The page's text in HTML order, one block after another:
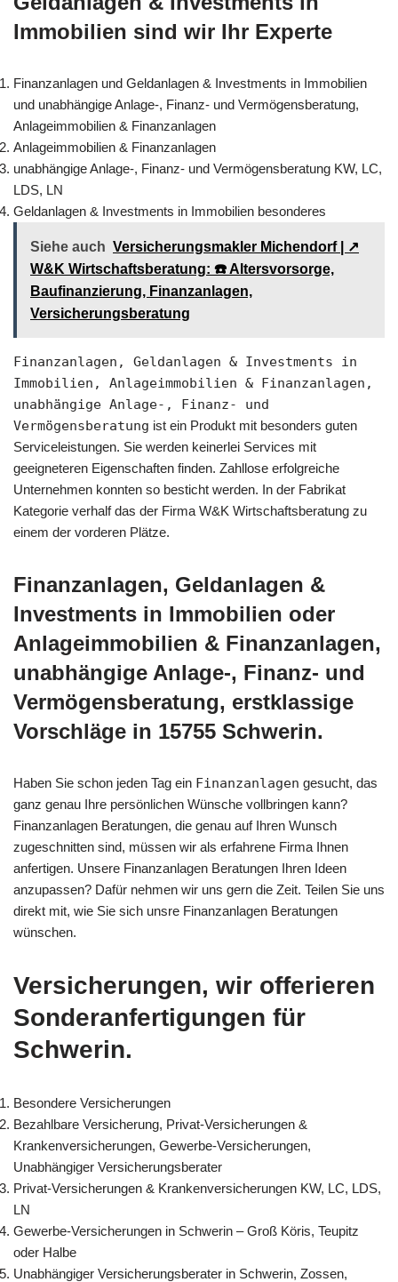
Immobilien sind wir Ihr Experte
Finanzanlagen und Geldanlagen & Investments in Immobilien
und unabhängige Anlage-, Finanz- und Vermögensberatung,
Anlageimmobilien & Finanzanlagen
Anlageimmobilien & Finanzanlagen
unabhängige Anlage-, Finanz- und Vermögensberatung KW, LC,
LDS, LN
Geldanlagen & Investments in Immobilien besonderes
Siehe auch Versicherungsmakler Michendorf | ↗️
W&K Wirtschaftsberatung: ☎️ Altersvorsorge,
Baufinanzierung, Finanzanlagen,
Versicherungsberatung
Finanzanlagen, Geldanlagen & Investments in
Immobilien, Anlageimmobilien & Finanzanlagen,
unabhängige Anlage-, Finanz- und
Vermögensberatung ist ein Produkt mit besonders guten
Serviceleistungen. Sie werden keinerlei Services mit
geeigneteren Eigenschaften finden. Zahllose erfolgreiche
Unternehmen konnten so besticht werden. In der Fabrikat
Kategorie verhalf das der Firma W&K Wirtschaftsberatung zu
einem der vorderen Plätze.
Finanzanlagen, Geldanlagen &
Investments in Immobilien oder
Anlageimmobilien & Finanzanlagen,
unabhängige Anlage-, Finanz- und
Vermögensberatung, erstklassige
Vorschläge in 15755 Schwerin.
Haben Sie schon jeden Tag ein Finanzanlagen gesucht, das
ganz genau Ihre persönlichen Wünsche vollbringen kann?
Finanzanlagen Beratungen, die genau auf Ihren Wunsch
zugeschnitten sind, müssen wir als erfahrene Firma Ihnen
anfertigen. Unsere Finanzanlagen Beratungen Ihren Ideen
anzupassen? Dafür nehmen wir uns gern die Zeit. Teilen Sie uns
direkt mit, wie Sie sich unsre Finanzanlagen Beratungen
wünschen.
Versicherungen, wir offerieren
Sonderanfertigungen für
Schwerin.
Besondere Versicherungen
Bezahlbare Versicherung, Privat-Versicherungen &
Krankenversicherungen, Gewerbe-Versicherungen,
Unabhängiger Versicherungsberater
Privat-Versicherungen & Krankenversicherungen KW, LC, LDS,
LN
Gewerbe-Versicherungen in Schwerin – Groß Köris, Teupitz
oder Halbe
Unabhängiger Versicherungsberater in Schwerin, Zossen,